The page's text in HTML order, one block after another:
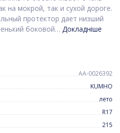
на мокрой, так и сухой дороге.
протектор дает низший
боковой… Докладніше
AA-0026392
KUMHO
лето
R17
215